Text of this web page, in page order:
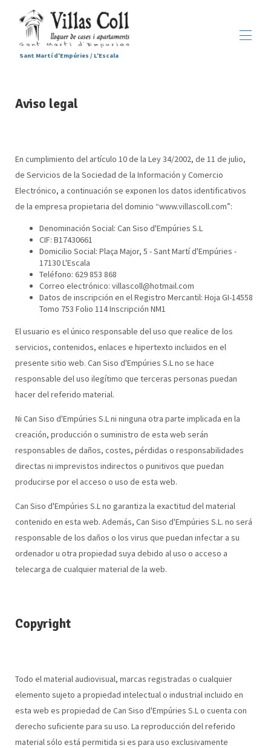
Sant Martí d'Empúries / L'Escala
Contacto
Aviso legal
En cumplimiento del artículo 10 de la Ley 34/2002, de 11 de julio,
de Servicios de la Sociedad de la Información y Comercio
Electrónico, a continuación se exponen los datos identificativos
de la empresa propietaria del dominio “www.villascoll.com”:
Denominación Social: Can Siso d'Empúries S.L
CIF: B17430661
Domicilio Social: Plaça Major, 5 - Sant Martí d'Empúries -
17130 L'Escala
Teléfono: 629 853 868
Correo electrónico: villascoll@hotmail.com
Datos de inscripción en el Registro Mercantil: Hoja GI-14558
Tomo 753 Folio 114 Inscripción NM1
El usuario es el único responsable del uso que realice de los
servicios, contenidos, enlaces e hipertexto incluidos en el
presente sitio web. Can Siso d'Empúries S.L no se hace
responsable del uso ilegítimo que terceras personas puedan
hacer del referido material.
Ni Can Siso d'Empúries S.L ni ninguna otra parte implicada en la
creación, producción o suministro de esta web serán
responsables de daños, costes, pérdidas o responsabilidades
directas ni imprevistos indirectos o punitivos que puedan
producirse por el acceso o uso de esta web.
Can Siso d'Empúries S.L no garantiza la exactitud del material
contenido en esta web. Además, Can Siso d'Empúries S.L. no será
responsable de los daños o los virus que puedan infectar a su
ordenador u otra propiedad suya debido al uso o acceso a
telecarga de cualquier material de la web.
Copyright
Todo el material audiovisual, marcas registradas o cualquier
elemento sujeto a propiedad intelectual o industrial incluido en
esta web es propiedad de Can Siso d'Empúries S.L o cuenta con
derecho suficiente para su uso. La reproducción del referido
material sólo está permitida si es para uso exclusivamente